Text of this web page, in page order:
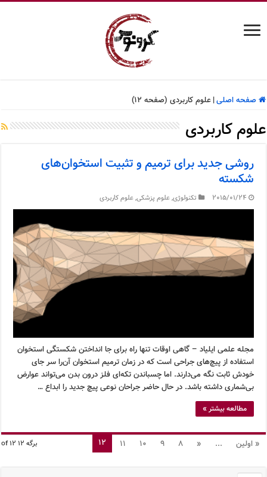
صفحه اصلی| علوم کاربردی (صفحه 12)
علوم کاربردی
روشی جدید برای ترمیم و تثبیت استخوان‌های
شکسته
2015/01/24 تکنولوژی,علوم پزشکی,علوم کاربردی
مجله علمی ایلیاد – گاهی اوقات تنها راه برای جا انداختن شکستگی استخوان
استفاده از پیچ‌های جراحی است که در زمان ترمیم استخوان آن‌را سر جای
خودش ثابت نگه می‌دارند. اما چسباندن تکه‌ای فلز درون بدن می‌تواند عوارض
بی‌شماری داشته باشد. در حال حاضر جراحان نوعی پیچ جدید را ابداع …
مطالعه بیشتر »
برگه 12 of 12 « اولین ...
«
8
9
10
11
12